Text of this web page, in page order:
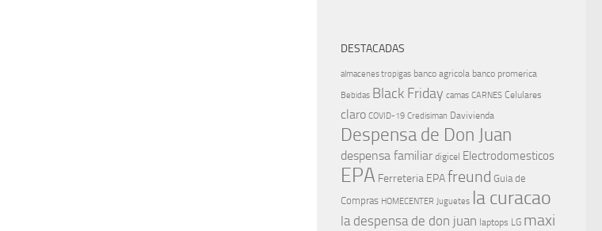
DESTACADAS
almacenes tropigas banco agricola banco promerica
Bebidas Black Friday camas CARNES Celulares
claro COVID-19 Credisiman Davivienda
Despensa de Don Juan
despensa familiar digicel Electrodomesticos
EPA Ferreteria EPAfreund Guia de
Compras HOMECENTER Juguetes la curacao
la despensa de don juan laptops LG maxi